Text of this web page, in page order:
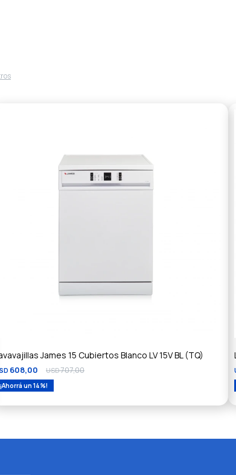
James 15 Cubiertos Blanco LV 15V BL (TQ)
608,00 USD707,00
14